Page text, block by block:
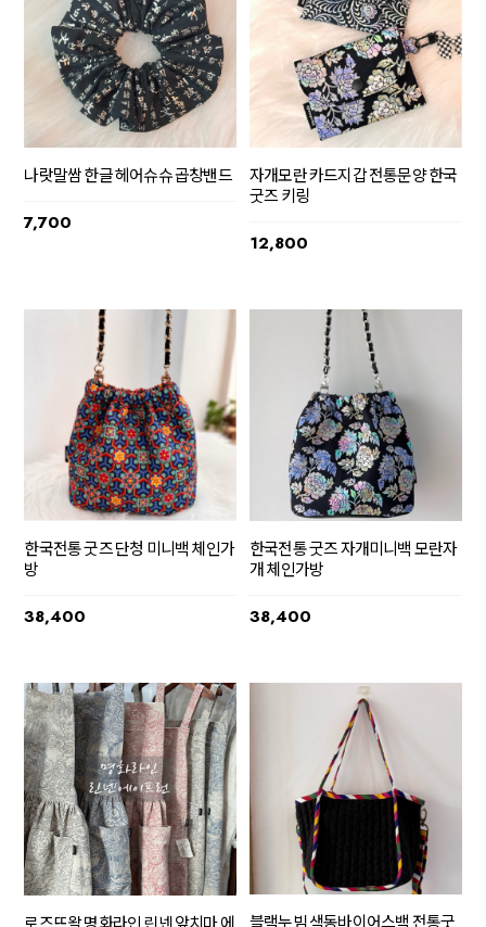
나랏말쌈 한글 헤어슈슈 곱창밴드
7,700
자개모란 카드지갑 전통문양 한국
굿즈 키링
12,800
한국전통 굿즈 단청 미니백 체인가
방
38,400
한국전통 굿즈 자개미니백 모란자
개 체인가방
38,400
로즈뜨왈 명화라인 린넨 앞치마 에
블랙누빔 색동바이어스백 전통굿